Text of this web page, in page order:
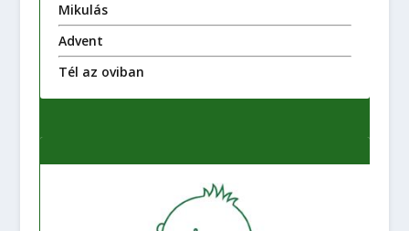
Mikulás
Advent
Tél az oviban